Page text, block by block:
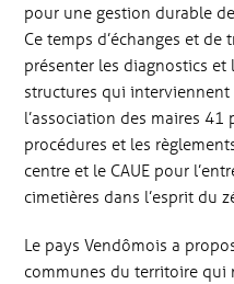
pour une gestion durable
Ce temps d’échanges et de
présenter les diagnostics
structures qui
l’association des maires
procédures et les
centre et le CAUE pour
cimetières dans l’esprit du
Le pays Vendômois a
communes du territoire qui